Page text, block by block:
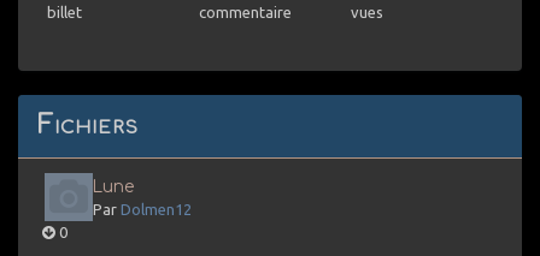
billet
commentaire
vues
Fichiers
Lune
Par Dolmen12
0